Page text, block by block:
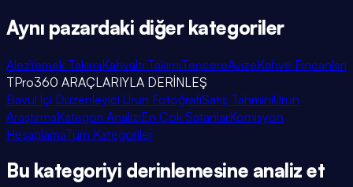
Aynı pazardaki diğer kategoriler
AlezYemek TakımıKahvaltı TakımıTencereAvizeKahve Fincanları
TPro360 ARAÇLARIYLA DERİNLEŞ
Bavul İçi Düzenleyici Ürün FotoğrafıSatış TahminiÜrün
AraştırmaKategori AnaliziEn Çok SatanlarKomisyon
HesaplamaTüm Kategoriler
Bu kategoriyi derinlemesine analiz et